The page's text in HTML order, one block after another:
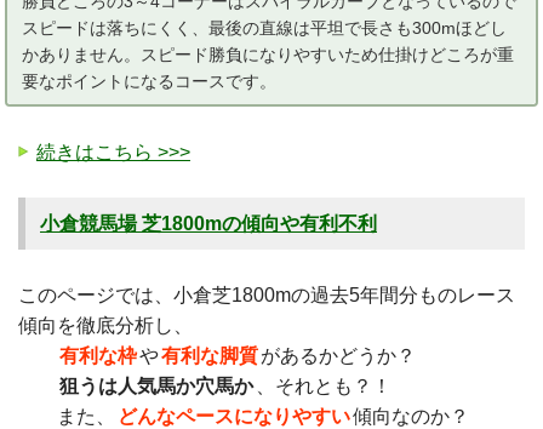
スピードは落ちにくく、最後の直線は平坦で長さも300mほどし
かありません。スピード勝負になりやすいため仕掛けどころが重
要なポイントになるコースです。
続きはこちら >>>
小倉競馬場 芝1800mの傾向や有利不利
このページでは、小倉芝1800mの過去5年間分ものレース
傾向を徹底分析し、
有利な枠や有利な脚質があるかどうか？
狙うは人気馬か穴馬か
、それとも？！
また、
どんなペースになりやすい傾向なのか？